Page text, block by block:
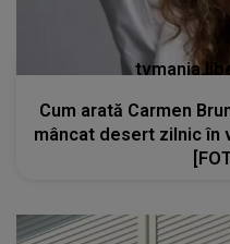
Cum arată Carmen
mâncat desert zilnic în